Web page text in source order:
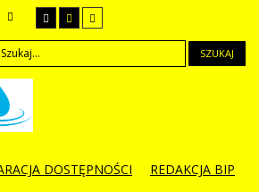
SZUKAJ
DOSTĘPNOŚCI
REDAKCJA BIP